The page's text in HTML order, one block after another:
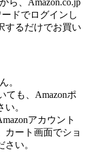
ドでログインし
するだけでお買い
。
ても、Amazonポ
。
アカウント
カート画面でショ
い。